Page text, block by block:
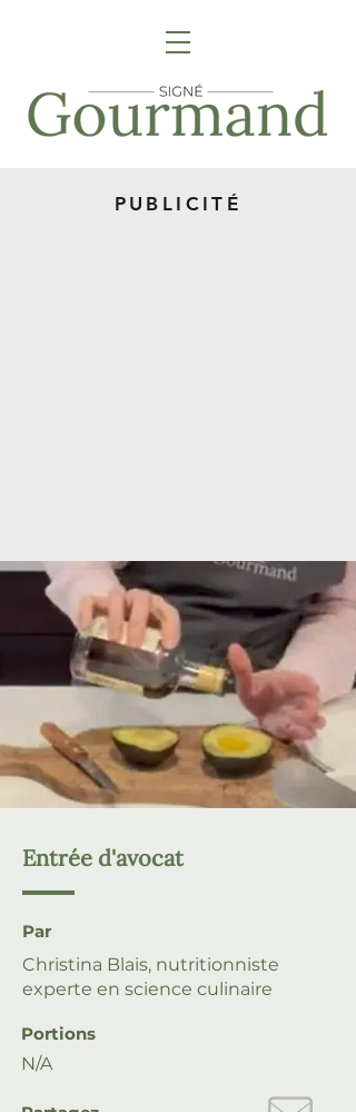
PUBLICITÉ
Entrée d'avocat
Par
Christina Blais, nutritionniste
experte en science culinaire
Portions
N/A